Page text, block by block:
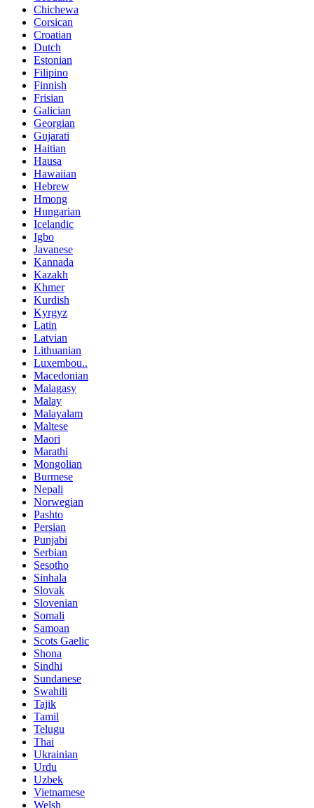
Chichewa
Corsican
Croatian
Dutch
Estonian
Filipino
Finnish
Frisian
Galician
Georgian
Gujarati
Haitian
Hausa
Hawaiian
Hebrew
Hmong
Hungarian
Icelandic
Igbo
Javanese
Kannada
Kazakh
Khmer
Kurdish
Kyrgyz
Latin
Latvian
Lithuanian
Luxembou..
Macedonian
Malagasy
Malay
Malayalam
Maltese
Maori
Marathi
Mongolian
Burmese
Nepali
Norwegian
Pashto
Persian
Punjabi
Serbian
Sesotho
Sinhala
Slovak
Slovenian
Somali
Samoan
Scots Gaelic
Shona
Sindhi
Sundanese
Swahili
Tajik
Tamil
Telugu
Thai
Ukrainian
Urdu
Uzbek
Vietnamese
Welsh